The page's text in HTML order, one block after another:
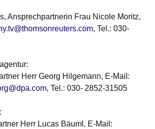
, Ansprechpartnerin Frau Nicole Moritz,
, Tel.: 030-
Herr Georg Hilgemann, E-Mail:
, Tel.: 030- 2852-31505
Herr Lucas Bäuml, E-Mail: